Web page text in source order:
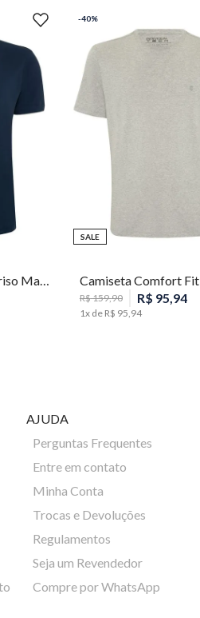
Polo Slim Fit Punho Friso Masculina Individual
-40%
SALE M
R$159,90 R$ 95,94
1x de R$ 95 94
AJUDA
Perguntas Frequentes
Entre em contato
Minha Conta
Trocas e Devoluções
Regulamentos
Seja um Revendedor
Compre por WhatsApp